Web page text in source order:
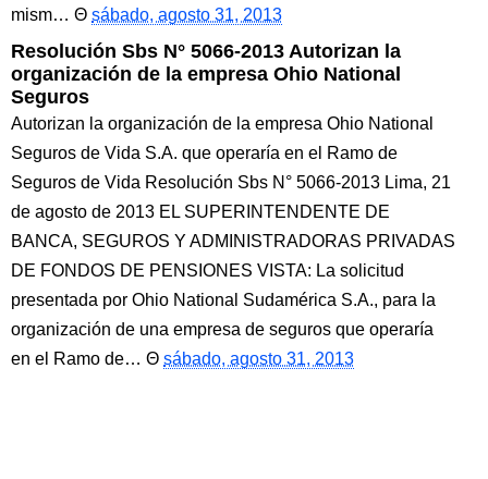
mism…
sábado, agosto 31, 2013
Resolución Sbs N° 5066-2013 Autorizan la
organización de la empresa Ohio National
Seguros
Autorizan la organización de la empresa Ohio National
Seguros de Vida S.A. que operaría en el Ramo de
Seguros de Vida Resolución Sbs N° 5066-2013 Lima, 21
de agosto de 2013 EL SUPERINTENDENTE DE
BANCA, SEGUROS Y ADMINISTRADORAS PRIVADAS
DE FONDOS DE PENSIONES VISTA: La solicitud
presentada por Ohio National Sudamérica S.A., para la
organización de una empresa de seguros que operaría
en el Ramo de…
sábado, agosto 31, 2013